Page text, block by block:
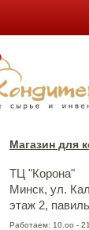
Магазин для
ТЦ "Корона"
Минск, ул.
этаж 2,
Работаем: 10.оо -